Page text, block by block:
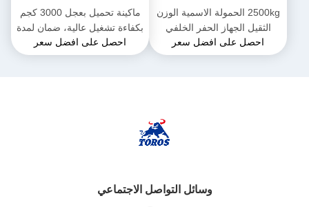
2500kg الحمولة الاسمية الوزن
الثقيل الجهاز الحفر الخلفي
للإنشاءات
احصل على افضل سعر
ماكينة تحميل بعجل 3000 كجم
بكفاءة تشغيل عالية، ضمان لمدة
سنة واحدة
احصل على افضل سعر
وسائل التواصل الاجتماعي